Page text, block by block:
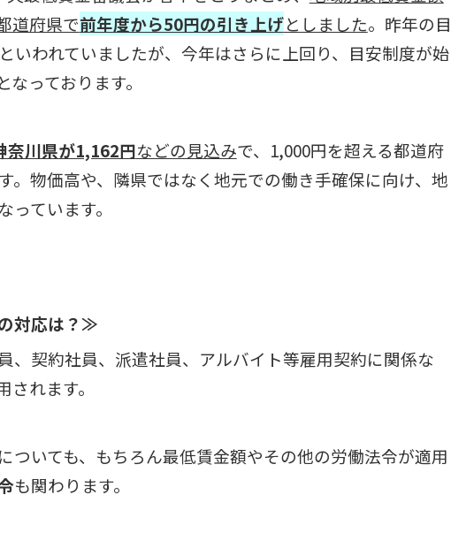
道府県で前年度から50円の引き上げとしました。昨年の目
いわれていましたが、今年はさらに上回り、目安制度が始
っております。
奈川県が1,162円などの見込みで、1,000円を超える都道府
。物価高や、隣県ではなく地元での働き手確保に向け、地
ています。
対応は？≫
、契約社員、派遣社員、アルバイト等雇用契約に関係な
されます。
ついても、もちろん最低賃金額やその他の労働法令が適用
も関わります。